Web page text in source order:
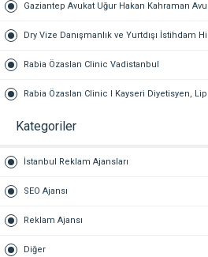
Gaziantep Avukat Uğur Hakan Kahraman
Hukuk Bürosu Gaziantep
Dry Vize Danışmanlık ve Yurtdışı İstihdam
Rabia Özaslan Clinic Vadistanbul
Rabia Özaslan Clinic I Kayseri Diyetisyen,
Kategoriler
İstanbul Reklam Ajansları
SEO Ajansı
Reklam Ajansı
Diğer